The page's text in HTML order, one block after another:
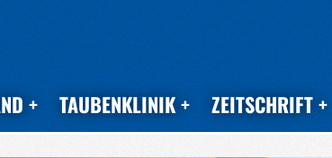
TAUBENKLINIK ZEITSCHRIFT